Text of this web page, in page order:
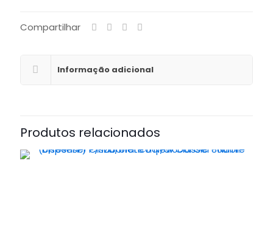
Compartilhar
Informação adicional
Produtos relacionados